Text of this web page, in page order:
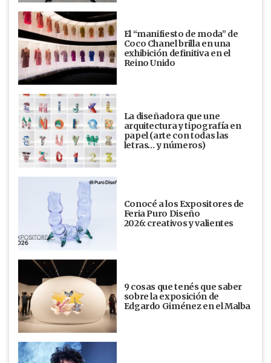
El “manifiesto de moda” de
Coco Chanel brilla en una
exhibición definitiva en el
Reino Unido
La diseñadora que une
arquitectura y tipografía en
papel (arte con todas las
letras… y números)
Conocé a los Expositores de
Feria Puro Diseño
2026: creativos y valientes
9 cosas que tenés que saber
sobre la exposición de
Edgardo Giménez en el Malba